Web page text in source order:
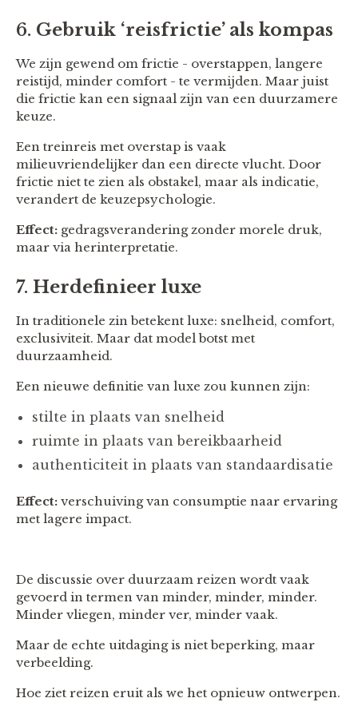
6. Gebruik ‘reisfrictie’ als kompas
We zijn gewend om frictie - overstappen, langere
reistijd, minder comfort - te vermijden. Maar juist
die frictie kan een signaal zijn van een duurzamere
keuze.
Een treinreis met overstap is vaak
milieuvriendelijker dan een directe vlucht. Door
frictie niet te zien als obstakel, maar als indicatie,
verandert de keuzepsychologie.
Effect: gedragsverandering zonder morele druk,
maar via herinterpretatie.
7. Herdefinieer luxe
In traditionele zin betekent luxe: snelheid, comfort,
exclusiviteit. Maar dat model botst met
duurzaamheid.
Een nieuwe definitie van luxe zou kunnen zijn:
stilte in plaats van snelheid
ruimte in plaats van bereikbaarheid
authenticiteit in plaats van standaardisatie
Effect: verschuiving van consumptie naar ervaring
met lagere impact.
De discussie over duurzaam reizen wordt vaak
gevoerd in termen van minder, minder, minder.
Minder vliegen, minder ver, minder vaak.
Maar de echte uitdaging is niet beperking, maar
verbeelding.
Hoe ziet reizen eruit als we het opnieuw ontwerpen.